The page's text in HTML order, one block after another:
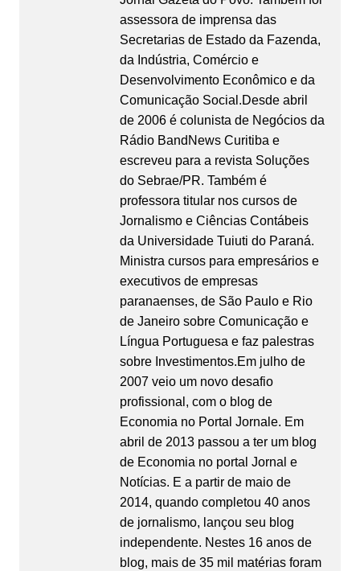
assessora de imprensa das
Secretarias de Estado da Fazenda,
da Indústria, Comércio e
Desenvolvimento Econômico e da
Comunicação Social.Desde abril
de 2006 é colunista de Negócios da
Rádio BandNews Curitiba e
escreveu para a revista Soluções
do Sebrae/PR. Também é
professora titular nos cursos de
Jornalismo e Ciências Contábeis
da Universidade Tuiuti do Paraná.
Ministra cursos para empresários e
executivos de empresas
paranaenses, de São Paulo e Rio
de Janeiro sobre Comunicação e
Língua Portuguesa e faz palestras
sobre Investimentos.Em julho de
2007 veio um novo desafio
profissional, com o blog de
Economia no Portal Jornale. Em
abril de 2013 passou a ter um blog
de Economia no portal Jornal e
Notícias. E a partir de maio de
2014, quando completou 40 anos
de jornalismo, lançou seu blog
independente. Nestes 16 anos de
blog, mais de 35 mil matérias foram